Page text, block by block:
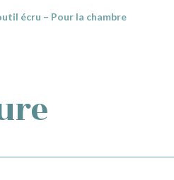
écru – Pour la chambre